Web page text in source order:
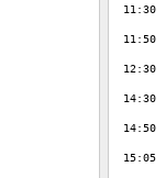
11:30
11:50
12:30
14:30
14:50
15:05